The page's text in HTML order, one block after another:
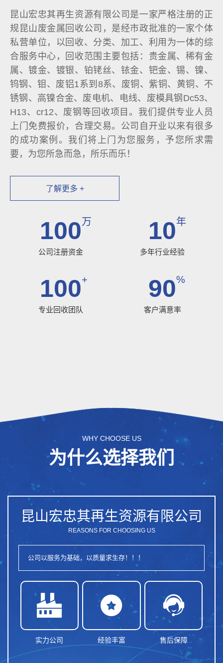
昆山宏忠其再生资源有限公司是一家严格注册的正
规昆山废金属回收公司，是经市政批准的一家个体
私营单位，以回收、分类、加工、利用为一体的综
合服务中心，回收范围主要包括：贵金属、稀有金
属、镀金、镀银、铂铑丝、铱金、钯金、锡、镍、
钨钢、钼、废铝1系到8系、废铜、紫铜、黄铜、不
锈钢、高镍合金、废电机、电线、废模具钢Dc53、
H13、cr12、废钢等回收项目。我们提供专业人员
上门免费报价，合理交易。公司自开业以来有很多
的成功案例。我们将上门为您服务，予您所求需
要，为您所急而急，所乐而乐！
了解更多 +
100万
公司注册资金
10年
多年行业经验
100+
专业回收团队
90%
客户满意率
WHY CHOOSE US
为什么选择我们
昆山宏忠其再生资源有限公司
REASONS FOR CHOOSING US
公司以服务为基础，以质量求生存！！！

实力公司

经验丰富

售后保障